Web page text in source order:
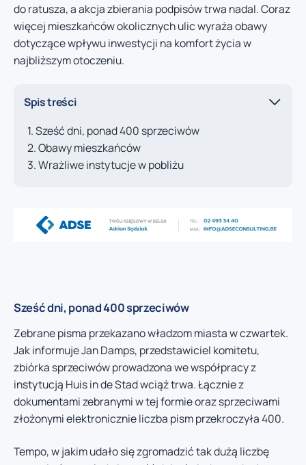
do ratusza, a akcja zbierania podpisów trwa nadal. Coraz
więcej mieszkańców okolicznych ulic wyraża obawy
dotyczące wpływu inwestycji na komfort życia w
najbliższym otoczeniu.
Spis treści
Sześć dni, ponad 400 sprzeciwów
Obawy mieszkańców
Wrażliwe instytucje w pobliżu
Sześć dni, ponad 400 sprzeciwów
Zebrane pisma przekazano władzom miasta w czwartek.
Jak informuje Jan Damps, przedstawiciel komitetu,
zbiórka sprzeciwów prowadzona we współpracy z
instytucją Huis in de Stad wciąż trwa. Łącznie z
dokumentami zebranymi w tej formie oraz sprzeciwami
złożonymi elektronicznie liczba pism przekroczyła 400.
Tempo, w jakim udało się zgromadzić tak dużą liczbę